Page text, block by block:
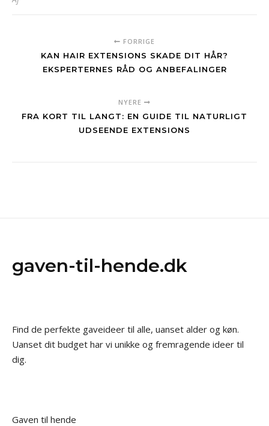
FORRIGE
KAN HAIR EXTENSIONS SKADE DIT HÅR?
EKSPERTERNES RÅD OG ANBEFALINGER
NYERE
FRA KORT TIL LANGT: EN GUIDE TIL NATURLIGT
UDSEENDE EXTENSIONS
gaven-til-hende.dk
Find de perfekte gaveideer til alle, uanset alder og køn.
Uanset dit budget har vi unikke og fremragende ideer til
dig.
Gaven til hende